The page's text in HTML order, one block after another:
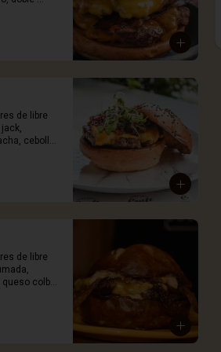
de libre
cebolla
de libre
colby